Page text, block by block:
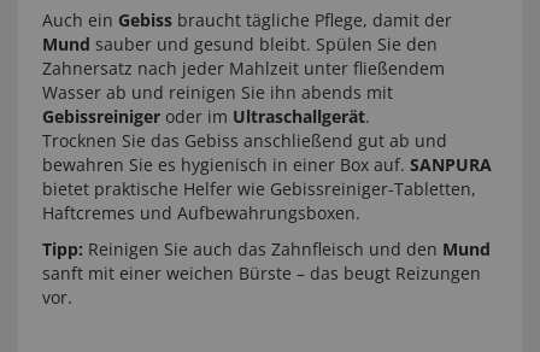
Auch ein Gebiss braucht tägliche Pflege, damit der
Mund sauber und gesund bleibt. Spülen Sie den
Zahnersatz nach jeder Mahlzeit unter fließendem
Wasser ab und reinigen Sie ihn abends mit
Gebissreiniger oder im Ultraschallgerät.
Trocknen Sie das Gebiss anschließend gut ab und
bewahren Sie es hygienisch in einer Box auf. SANPURA
bietet praktische Helfer wie Gebissreiniger-Tabletten,
Haftcremes und Aufbewahrungsboxen.
Tipp: Reinigen Sie auch das Zahnfleisch und den Mund
sanft mit einer weichen Bürste – das beugt Reizungen
vor.